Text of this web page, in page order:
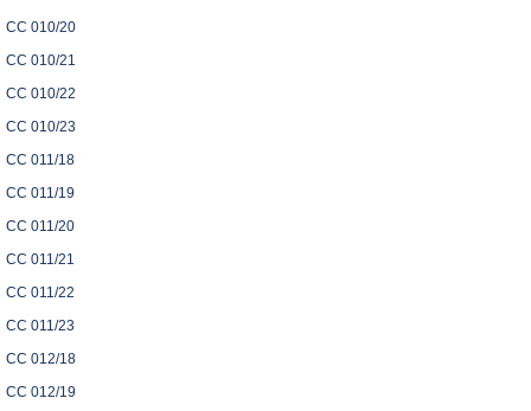
CC 010/20
CC 010/21
CC 010/22
CC 010/23
CC 011/18
CC 011/19
CC 011/20
CC 011/21
CC 011/22
CC 011/23
CC 012/18
CC 012/19